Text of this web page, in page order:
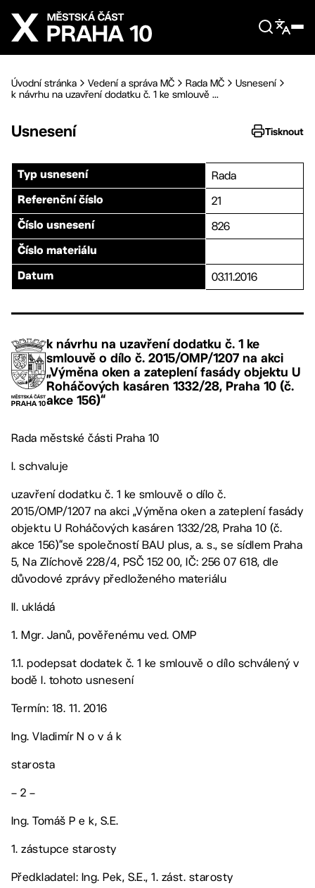
Přejít na hlavní obsah
Úvodní stránka Vedení a správa MČ Rada MČ
Usnesení
k návrhu na uzavření dodatku č. 1 ke smlouvě ...
Usnesení Tisknout
Typ usnesení Rada
Referenční číslo 21
Číslo usnesení 826
Číslo materiálu
Datum 03.11.2016
k návrhu na uzavření dodatku č. 1 ke
smlouvě o dílo č. 2015/OMP/1207 na akci
„Výměna oken a zateplení fasády objektu U
Roháčových kasáren 1332/28, Praha 10 (č.
akce 156)“
Rada městské části Praha 10
I. schvaluje
uzavření dodatku č. 1 ke smlouvě o dílo č.
2015/OMP/1207 na akci „Výměna oken a zateplení fasády
objektu U Roháčových kasáren 1332/28, Praha 10 (č.
akce 156)“se společností BAU plus, a. s., se sídlem Praha
5, Na Zlíchově 228/4, PSČ 152 00, IČ: 256 07 618, dle
důvodové zprávy předloženého materiálu
II. ukládá
1. Mgr. Janů, pověřenému ved. OMP
1.1. podepsat dodatek č. 1 ke smlouvě o dílo schválený v
bodě I. tohoto usnesení
Termín: 18. 11. 2016
Ing. Vladimír N o v á k
starosta
– 2 –
Ing. Tomáš P e k, S.E.
1. zástupce starosty
Předkladatel: Ing. Pek, S.E., 1. zást. starosty